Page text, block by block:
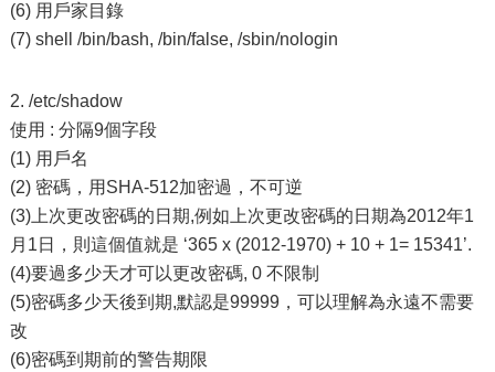
(6) 用戶家目錄
(7) shell /bin/bash, /bin/false, /sbin/nologin
2. /etc/shadow
使用 : 分隔9個字段
(1) 用戶名
(2) 密碼，用SHA-512加密過，不可逆
(3)上次更改密碼的日期,例如上次更改密碼的日期為2012年1
月1日，則這個值就是 ‘365 x (2012-1970) + 10 + 1= 15341’.
(4)要過多少天才可以更改密碼, 0 不限制
(5)密碼多少天後到期,默認是99999，可以理解為永遠不需要
改
(6)密碼到期前的警告期限